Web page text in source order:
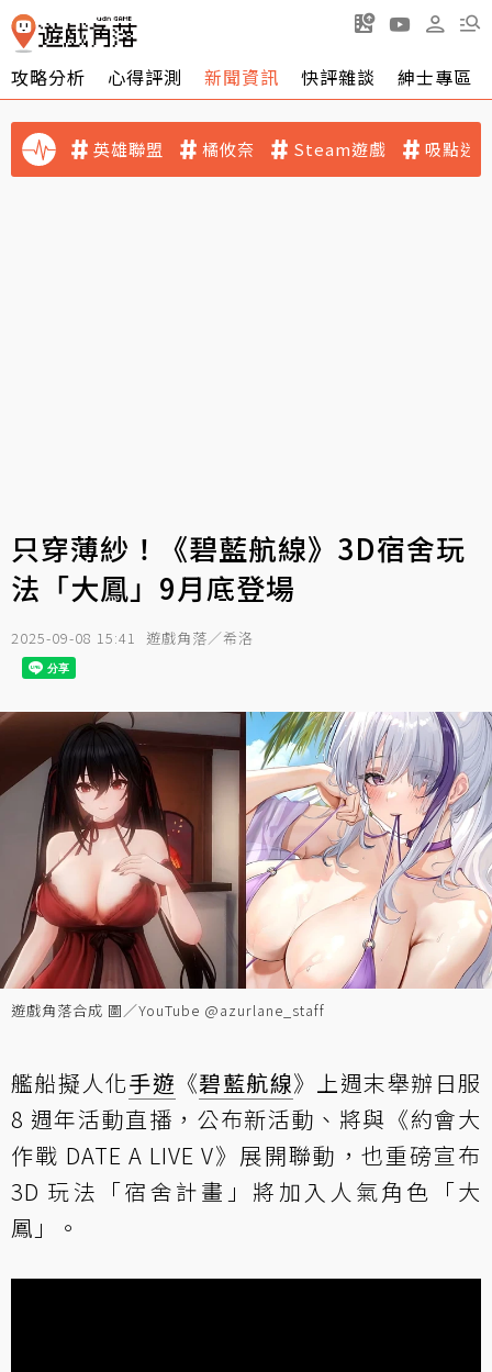
攻略分析 心得評測 新聞資訊 快評雜談 紳士專區
英雄聯盟 橘攸奈 Steam遊戲 吸點迷
只穿薄紗！《碧藍航線》3D宿舍玩
法「大鳳」9月底登場
2025-09-08 15:41 遊戲角落／希洛
遊戲角落合成 圖／YouTube @azurlane_staff
艦船擬人化手遊 《碧藍航線》上週末舉辦日服
8 週年活動直播，公布新活動、將與《約會大
作戰 DATE A LIVE V》展開聯動，也重磅宣布
3D 玩法「宿舍計畫」將加入人氣角色「大
鳳」。